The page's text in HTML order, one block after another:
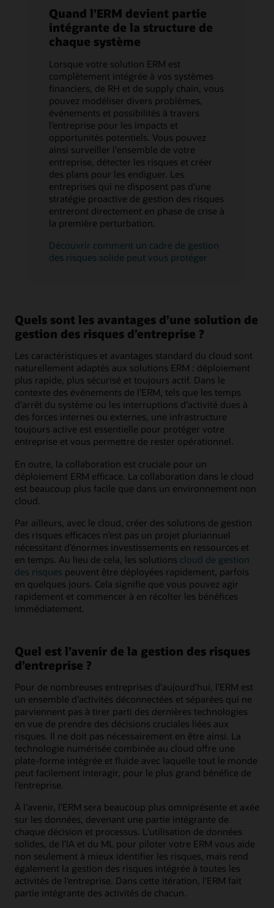
Quand l’ERM devient partie
intégrante de la structure de
chaque système
Lorsque votre solution ERM est
complètement intégrée à vos systèmes
financiers, de RH et de supply chain, vous
pouvez modéliser divers problèmes,
événements et possibilités à travers
l’entreprise pour les impacts et
opportunités potentiels. Vous pouvez
ainsi surveiller l'ensemble de votre
entreprise, détecter les risques et créer
des plans pour les endiguer. Les
entreprises qui ne disposent pas d'une
stratégie proactive de gestion des risques
entreront directement en phase de crise à
la première perturbation.
Découvrir comment un cadre de gestion
des risques solide peut vous protéger
Quels sont les avantages d’une solution de
gestion des risques d’entreprise ?
Les caractéristiques et avantages standard du cloud sont
naturellement adaptés aux solutions ERM : déploiement
plus rapide, plus sécurisé et toujours actif. Dans le
contexte des événements de l'ERM, tels que les temps
d’arrêt du système ou les interruptions d’activité dues à
des forces internes ou externes, une infrastructure
toujours active est essentielle pour protéger votre
entreprise et vous permettre de rester opérationnel.
En outre, la collaboration est cruciale pour un
déploiement ERM efficace. La collaboration dans le cloud
est beaucoup plus facile que dans un environnement non
cloud.
Par ailleurs, avec le cloud, créer des solutions de gestion
des risques efficaces n’est pas un projet pluriannuel
nécessitant d’énormes investissements en ressources et
en temps. Au lieu de cela, les solutions cloud de gestion
des risques peuvent être déployées rapidement, parfois
en quelques jours. Cela signifie que vous pouvez agir
rapidement et commencer à en récolter les bénéfices
immédiatement.
Quel est l’avenir de la gestion des risques
d’entreprise ?
Pour de nombreuses entreprises d’aujourd’hui, l’ERM est
un ensemble d’activités déconnectées et séparées qui ne
parviennent pas à tirer parti des dernières technologies
en vue de prendre des décisions cruciales liées aux
risques. Il ne doit pas nécessairement en être ainsi. La
technologie numérisée combinée au cloud offre une
plate-forme intégrée et fluide avec laquelle tout le monde
peut facilement interagir, pour le plus grand bénéfice de
l’entreprise.
À l’avenir, l’ERM sera beaucoup plus omniprésente et axée
sur les données, devenant une partie intégrante de
chaque décision et processus. L’utilisation de données
solides, de l’IA et du ML pour piloter votre ERM vous aide
non seulement à mieux identifier les risques, mais rend
également la gestion des risques intégrée à toutes les
activités de l’entreprise. Dans cette itération, l’ERM fait
partie intégrante des activités de chacun.